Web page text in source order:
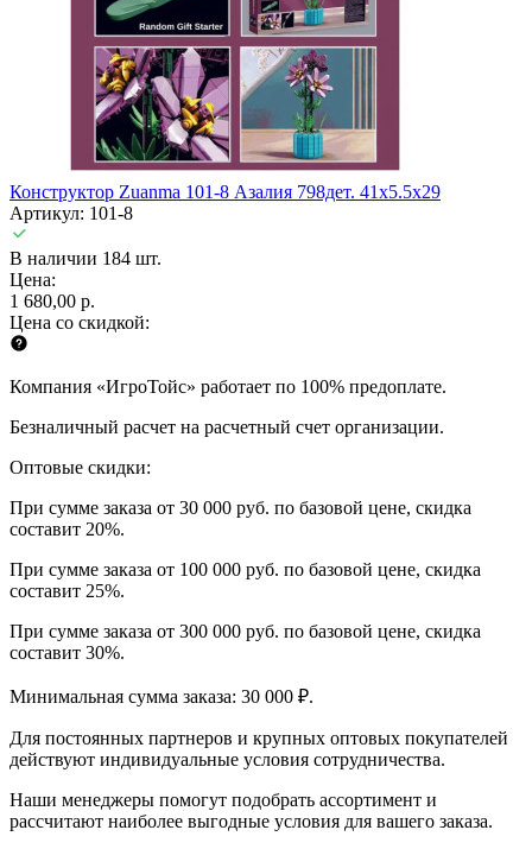
Конструктор Zuanma 101-8 Азалия 798дет. 41x5.5x29
Артикул: 101-8
В наличии 184 шт.
Цена:
1 680,00 р.
Цена со скидкой:
Компания «ИгроТойс» работает по 100% предоплате.
Безналичный расчет на расчетный счет организации.
Оптовые скидки:
При сумме заказа от 30 000 руб. по базовой цене, скидка
составит 20%.
При сумме заказа от 100 000 руб. по базовой цене, скидка
составит 25%.
При сумме заказа от 300 000 руб. по базовой цене, скидка
составит 30%.
Минимальная сумма заказа: 30 000 ₽.
Для постоянных партнеров и крупных оптовых покупателей
действуют индивидуальные условия сотрудничества.
Наши менеджеры помогут подобрать ассортимент и
рассчитают наиболее выгодные условия для вашего заказа.